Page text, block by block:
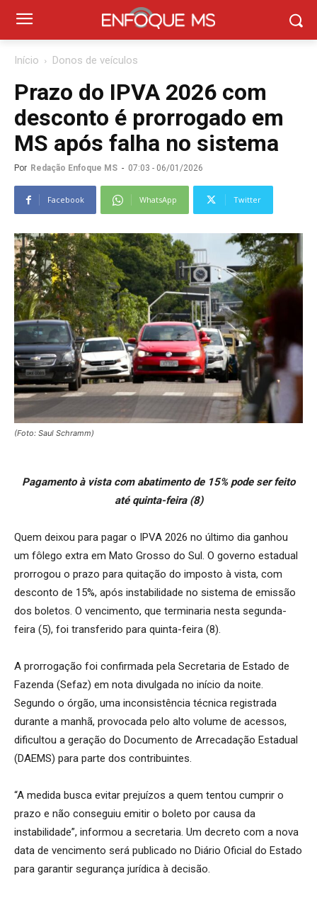
Início Donos de veículos
Prazo do IPVA 2026 com
desconto é prorrogado em
MS após falha no sistema
Por Redação Enfoque MS - 07:03 - 06/01/2026
Facebook WhatsApp Twitter
(Foto: Saul Schramm)
Pagamento à vista com abatimento de 15% pode ser feito
até quinta-feira (8)
Quem deixou para pagar o IPVA 2026 no último dia ganhou
um fôlego extra em Mato Grosso do Sul. O governo estadual
prorrogou o prazo para quitação do imposto à vista, com
desconto de 15%, após instabilidade no sistema de emissão
dos boletos. O vencimento, que terminaria nesta segunda-
feira (5), foi transferido para quinta-feira (8).
A prorrogação foi confirmada pela Secretaria de Estado de
Fazenda (Sefaz) em nota divulgada no início da noite.
Segundo o órgão, uma inconsistência técnica registrada
durante a manhã, provocada pelo alto volume de acessos,
dificultou a geração do Documento de Arrecadação Estadual
(DAEMS) para parte dos contribuintes.
“A medida busca evitar prejuízos a quem tentou cumprir o
prazo e não conseguiu emitir o boleto por causa da
instabilidade”, informou a secretaria. Um decreto com a nova
data de vencimento será publicado no Diário Oficial do Estado
para garantir segurança jurídica à decisão.